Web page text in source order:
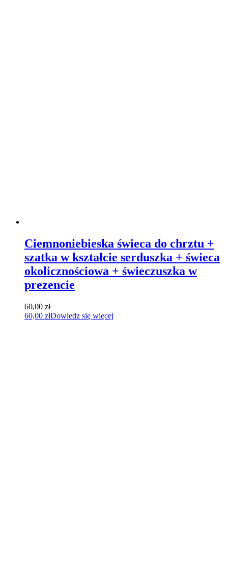
Ciemnoniebieska świeca do chrztu +
szatka w kształcie serduszka + świeca
okolicznościowa + świeczuszka w
prezencie
60,00 zł
60,00 złDowiedz się więcej